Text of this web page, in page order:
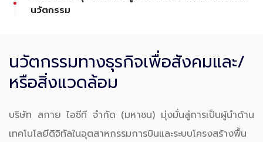
นวัตกรรม
นวัตกรรมทางธุรกิจเพื่อสังคมและ/
หรือสิ่งแวดล้อม
บริษัท สกาย ไอซีที จำกัด (มหาชน) มุ่งมั่นสู่การเป็นผู้นำด้าน
เทคโนโลยีดิจิทัลในอุตสาหกรรมการบินและระบบโครงสร้างพื้น